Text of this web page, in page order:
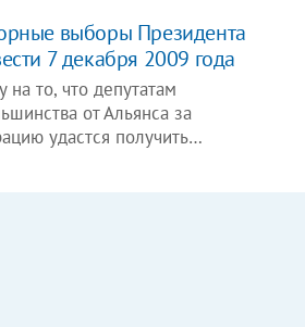
выборы Президента
7 декабря 2009 года
то, что депутатам
от Альянса за
удастся получить…